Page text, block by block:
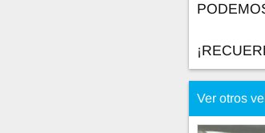
Ver otros